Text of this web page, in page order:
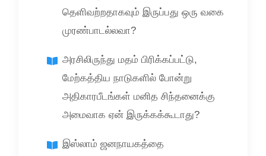
தெளிவற்றதாகவும் இருப்பது ஒரு வகை
முரண்பாடல்லவா?
அரசிலிருந்து மதம் பிரிக்கப்பட்டு,
மேற்கத்திய நாடுகளில் போன்று
அதிகாரபீடங்கள் மனித சிந்தனைக்கு
அமைவாக ஏன் இருக்கக்கூடாது?
இஸ்லாம் ஜனநாயகத்தை